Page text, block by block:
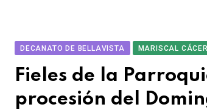
DECANATO DE BELLAVISTA MARISCAL
Fieles de la
procesión del